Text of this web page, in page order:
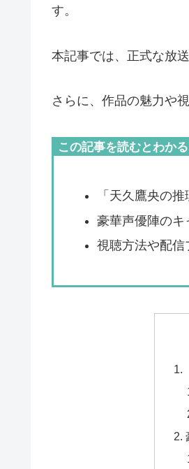
す。
本記事では、正式な放
さらに、作品の魅力や
この記事を読むとわか
「天久鷹央の
豪華声優陣のキ
視聴方法や配信